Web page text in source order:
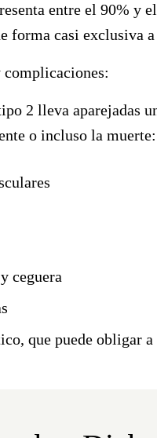
entre el 90% y
forma casi exclusiva
complicaciones:
2 lleva aparejadas
o incluso la muerte:
ceguera
que puede obligar